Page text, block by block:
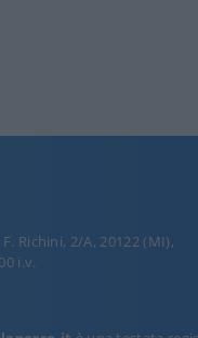
Richini, 2/A, 20122 (MI),
i.v.